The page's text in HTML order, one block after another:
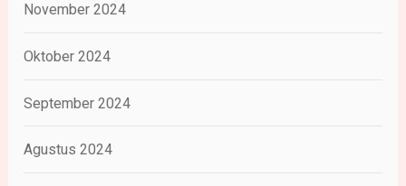
November 2024
Oktober 2024
September 2024
Agustus 2024